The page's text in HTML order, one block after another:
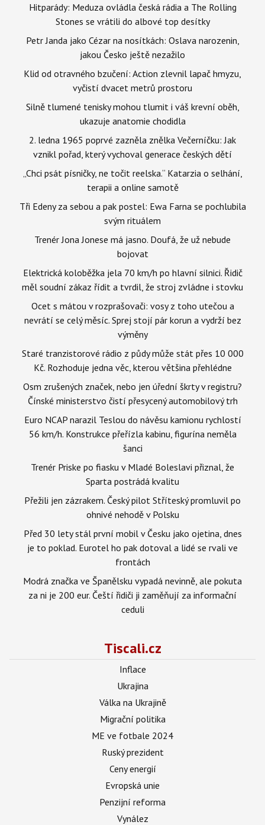
Hitparády: Meduza ovládla česká rádia a The Rolling
Stones se vrátili do albové top desítky
Petr Janda jako Cézar na nosítkách: Oslava narozenin,
jakou Česko ještě nezažilo
Klid od otravného bzučení: Action zlevnil lapač hmyzu,
vyčistí dvacet metrů prostoru
Silně tlumené tenisky mohou tlumit i váš krevní oběh,
ukazuje anatomie chodidla
2. ledna 1965 poprvé zazněla znělka Večerníčku: Jak
vznikl pořad, který vychoval generace českých dětí
„Chci psát písničky, ne točit reelska.“ Katarzia o selhání,
terapii a online samotě
Tři Edeny za sebou a pak postel: Ewa Farna se pochlubila
svým rituálem
Trenér Jona Jonese má jasno. Doufá, že už nebude
bojovat
Elektrická koloběžka jela 70 km/h po hlavní silnici. Řidič
měl soudní zákaz řídit a tvrdil, že stroj zvládne i stovku
Ocet s mátou v rozprašovači: vosy z toho utečou a
nevrátí se celý měsíc. Sprej stojí pár korun a vydrží bez
výměny
Staré tranzistorové rádio z půdy může stát přes 10 000
Kč. Rozhoduje jedna věc, kterou většina přehlédne
Osm zrušených značek, nebo jen úřední škrty v registru?
Čínské ministerstvo čistí přesycený automobilový trh
Euro NCAP narazil Teslou do návěsu kamionu rychlostí
56 km/h. Konstrukce přeřízla kabinu, figurína neměla
šanci
Trenér Priske po fiasku v Mladé Boleslavi přiznal, že
Sparta postrádá kvalitu
Přežili jen zázrakem. Český pilot Stříteský promluvil po
ohnivé nehodě v Polsku
Před 30 lety stál první mobil v Česku jako ojetina, dnes
je to poklad. Eurotel ho pak dotoval a lidé se rvali ve
frontách
Modrá značka ve Španělsku vypadá nevinně, ale pokuta
za ni je 200 eur. Čeští řidiči ji zaměňují za informační
ceduli
Tiscali.cz
Inflace
Ukrajina
Válka na Ukrajině
Migrační politika
ME ve fotbale 2024
Ruský prezident
Ceny energií
Evropská unie
Penzijní reforma
Vynález